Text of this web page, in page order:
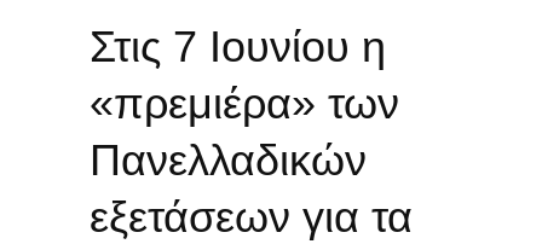
Στις 7 Ιουνίου η
«πρεμιέρα» των
Πανελλαδικών
εξετάσεων για τα